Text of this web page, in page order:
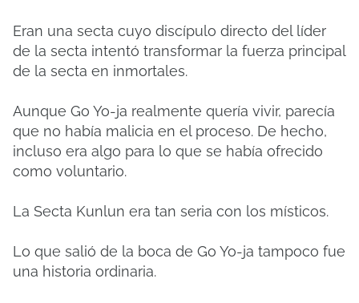
Eran una secta cuyo discípulo directo del líder
de la secta intentó transformar la fuerza principal
de la secta en inmortales.
Aunque Go Yo-ja realmente quería vivir, parecía
que no había malicia en el proceso. De hecho,
incluso era algo para lo que se había ofrecido
como voluntario.
La Secta Kunlun era tan seria con los místicos.
Lo que salió de la boca de Go Yo-ja tampoco fue
una historia ordinaria.